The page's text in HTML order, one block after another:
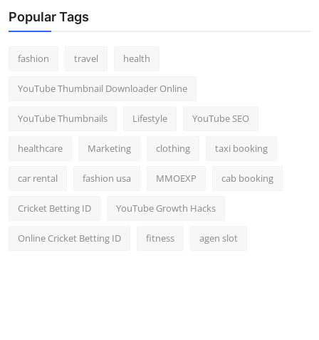
Popular Tags
fashion travel health
YouTube Thumbnail Downloader Online
YouTube Thumbnails Lifestyle YouTube SEO
healthcare Marketing clothing taxi booking
car rental fashion usa MMOEXP cab booking
Cricket Betting ID YouTube Growth Hacks
Online Cricket Betting ID fitness agen slot